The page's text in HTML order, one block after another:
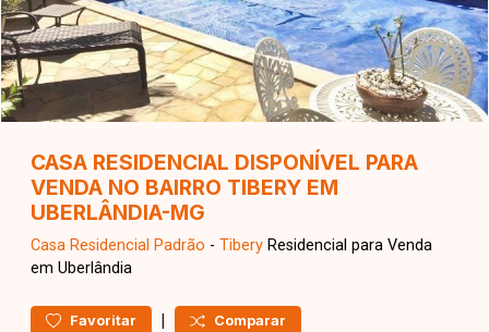
CASA RESIDENCIAL DISPONÍVEL PARA
VENDA NO BAIRRO TIBERY EM
UBERLÂNDIA-MG
Casa Residencial Padrão - Tibery Residencial para Venda
em Uberlândia
Favoritar | Comparar